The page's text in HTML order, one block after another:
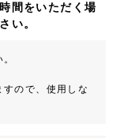
間をいただく場
い。
ので、使用しな